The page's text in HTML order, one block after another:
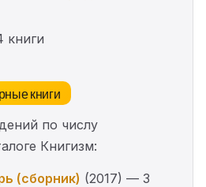
книги
по числу
Книгизм:
(сборник) (2017) — 3